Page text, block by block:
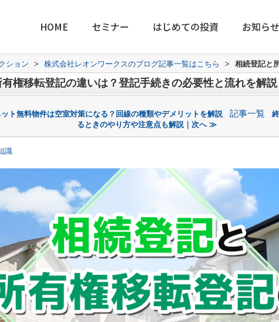
HOME セミナー はじめての投資 お知ら
ション > 株式会社レオンワークスのブログ記事一覧はこちら > 相続登記と
権移転登記の違いは？登記手続きの必要性と流れを解説
ト無料物件は空室対策になる？回線の種類やデメリットを解説 記事一覧
るときのやり方や注意点も解説｜次へ ≫
識